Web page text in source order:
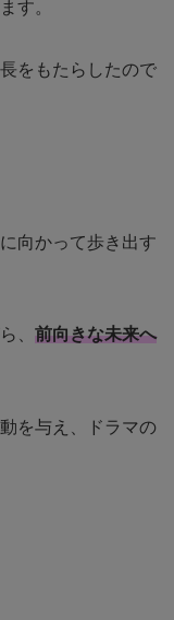
す。
をもたらしたので
向かって歩き出す
、 前向きな未来へ
を与え、ドラマの